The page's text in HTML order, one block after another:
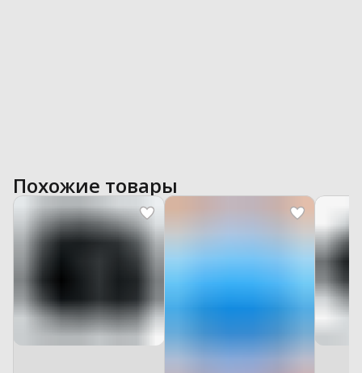
Похожие товары